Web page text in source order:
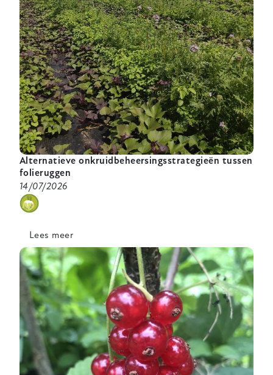
Alternatieve onkruidbeheersingsstrategieën tussen
folieruggen
14/07/2026
categorie
Lees meer
Alternatieve
onkruidbeheersingsstrategieën
tussen
folieruggen